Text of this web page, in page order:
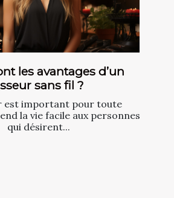
les avantages d’un
sans fil ?
est important pour toute
la vie facile aux personnes
qui désirent...